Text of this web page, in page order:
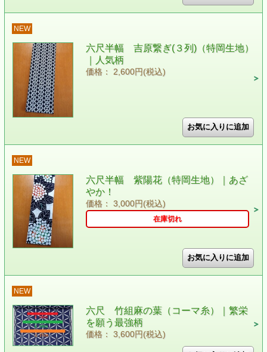
NEW
六尺半幅 吉原繋ぎ(３列)（特岡生地）
｜人気柄
価格： 2,600円(税込)
NEW
六尺半幅 紫陽花（特岡生地）｜あざ
やか！
価格： 3,000円(税込)
在庫切れ
NEW
六尺 竹組麻の葉（コーマ糸）｜繁栄
を願う最強柄
価格： 3,600円(税込)